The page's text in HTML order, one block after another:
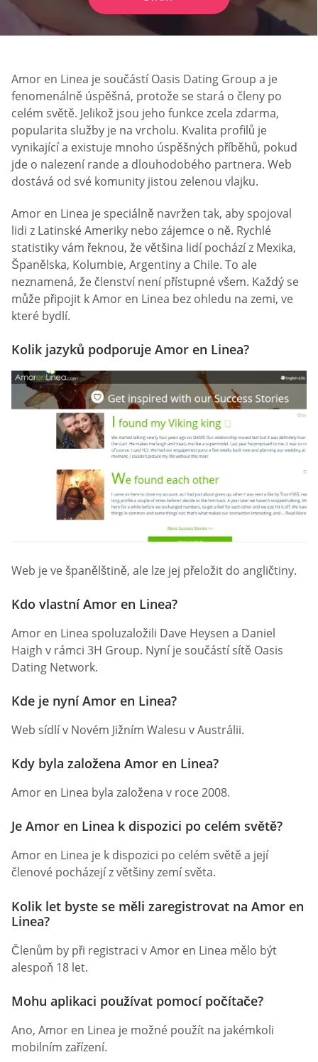
Amor en Linea je součástí Oasis Dating Group a je
fenomenálně úspěšná, protože se stará o členy po
celém světě. Jelikož jsou jeho funkce zcela zdarma,
popularita služby je na vrcholu. Kvalita profilů je
vynikající a existuje mnoho úspěšných příběhů, pokud
jde o nalezení rande a dlouhodobého partnera. Web
dostává od své komunity jistou zelenou vlajku.
Amor en Linea je speciálně navržen tak, aby spojoval
lidi z Latinské Ameriky nebo zájemce o ně. Rychlé
statistiky vám řeknou, že většina lidí pochází z Mexika,
Španělska, Kolumbie, Argentiny a Chile. To ale
neznamená, že členství není přístupné všem. Každý se
může připojit k Amor en Linea bez ohledu na zemi, ve
které bydlí.
Kolik jazyků podporuje Amor en Linea?
Web je ve španělštině, ale lze jej přeložit do angličtiny.
Kdo vlastní Amor en Linea?
Amor en Linea spoluzaložili Dave Heysen a Daniel
Haigh v rámci 3H Group. Nyní je součástí sítě Oasis
Dating Network.
Kde je nyní Amor en Linea?
Web sídlí v Novém Jižním Walesu v Austrálii.
Kdy byla založena Amor en Linea?
Amor en Linea byla založena v roce 2008.
Je Amor en Linea k dispozici po celém světě?
Amor en Linea je k dispozici po celém světě a její
členové pocházejí z většiny zemí světa.
Kolik let byste se měli zaregistrovat na Amor en
Linea?
Členům by při registraci v Amor en Linea mělo být
alespoň 18 let.
Mohu aplikaci používat pomocí počítače?
Ano, Amor en Linea je možné použít na jakémkoli
mobilním zařízení.